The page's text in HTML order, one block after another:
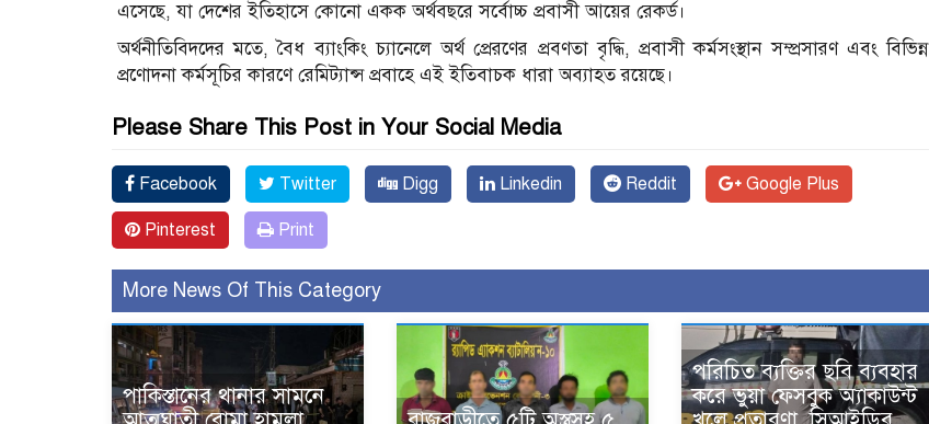
এসেছে, যা দেশের ইতিহাসে কোনো একক অর্থবছরে সর্বোচ্চ প্রবাসী আয়ের রেকর্ড।
অর্থনীতিবিদদের মতে, বৈধ ব্যাংকিং চ্যানেলে অর্থ প্রেরণের প্রবণতা বৃদ্ধি, প্রবাসী কর্মসংস্থান সম্প্রসারণ এবং বিভিন্ন
প্রণোদনা কর্মসূচির কারণে রেমিট্যান্স প্রবাহে এই ইতিবাচক ধারা অব্যাহত রয়েছে।
Please Share This Post in Your Social Media
Facebook Twitter Digg Linkedin Reddit Google Plus
Pinterest Print
More News Of This Category
পাকিস্তানের থানার সামনে
পরিচিত ব্যক্তির ছবি ব্যবহার
করে ভুয়া ফেসবুক অ্যাকাউন্ট